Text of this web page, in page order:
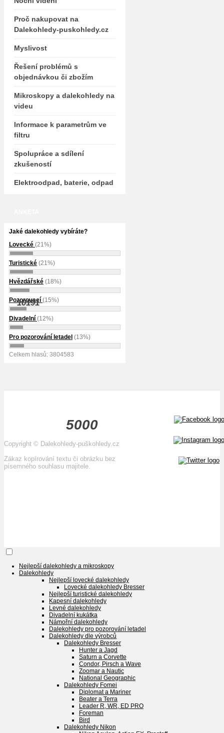
Proč nakupovat na
Dalekohledy-puskohledy.cz
Myslivost
Řešení problémů s
objednávkou či zbožím
Mikroskopy a dalekohledy na
videu
Informace k parametrům ve
filtru
Spolupráce a sdílení
zkušeností
Elektroodpad, baterie, odpad
Jaké dalekohledy vybíráte?
Lovecké (21%)
Turistické (21%)
Hvězdářské (18%)
Pozorovací (15%)
Divadelní (12%)
Pro pozorování letadel (13%)
Celkem hlasů: 3804583
5000
10191
Copyright © Dalekohledy-puškohledy.cz
Zákaz kopírování textu či obrázku bez
písemného souhlasu majitele.
Nejlepší dalekohledy a mikroskopy
Dalekohledy
Nejlepší lovecké dalekohledy
Lovecké dalekohledy Bresser
Nejlepší turistické dalekohledy
Kapesní dalekohledy
Levné dalekohledy
Divadelní kukátka
Námořní dalekohledy
Dalekohledy pro pozorování letadel
Dalekohledy dle výrobců
Dalekohledy Bresser
Hunter a Jagd
Saturn a Corvette
Condor, Pirsch a Wave
Zoomar a Nautic
National Geographic
Dalekohledy Fomei
Diplomat a Mariner
Beater a Terra
Leader R, WR, ED PRO
Foreman
Bird
Dalekohledy Nikon